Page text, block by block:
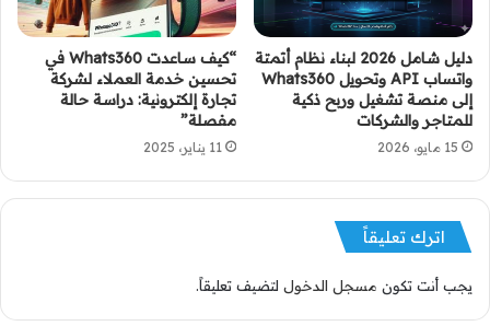
دليل شامل 2026 لبناء نظام أتمتة
واتساب API وتحويل Whats360
إلى منصة تشغيل وربح ذكية
للمتاجر والشركات
15 مايو، 2026
“كيف ساعدت Whats360 في
تحسين خدمة العملاء لشركة
تجارة إلكترونية: دراسة حالة
مفصلة”
11 يناير، 2025
اترك تعليقاً
يجب أنت تكون مسجل الدخول لتضيف تعليقاً.